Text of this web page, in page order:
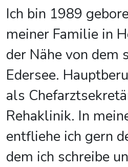
Ich bin 1989
meiner Familie in
der Nähe von dem
Edersee.
als
Rehaklinik. In
entfliehe ich gern
dem ich schreibe